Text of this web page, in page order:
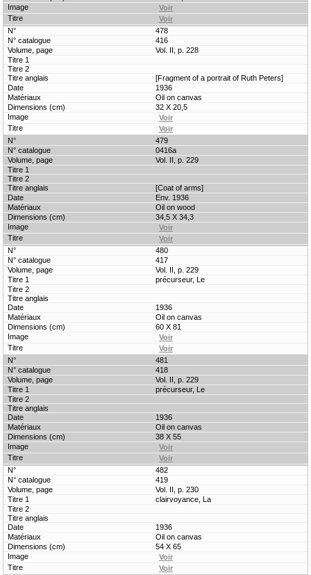
478
416
Vol. II, p. 228
[Fragment of a portrait of Ruth Peters]
1936
Oil on canvas
32 X 20,5
479
0416a
Vol. II, p. 229
[Coat of arms]
Env. 1936
Oil on wood
34,5 X 34,3
480
417
Vol. II, p. 229
précurseur, Le
1936
Oil on canvas
60 X 81
481
418
Vol. II, p. 229
précurseur, Le
1936
Oil on canvas
38 X 55
482
419
Vol. II, p. 230
clairvoyance, La
1936
Oil on canvas
54 X 65